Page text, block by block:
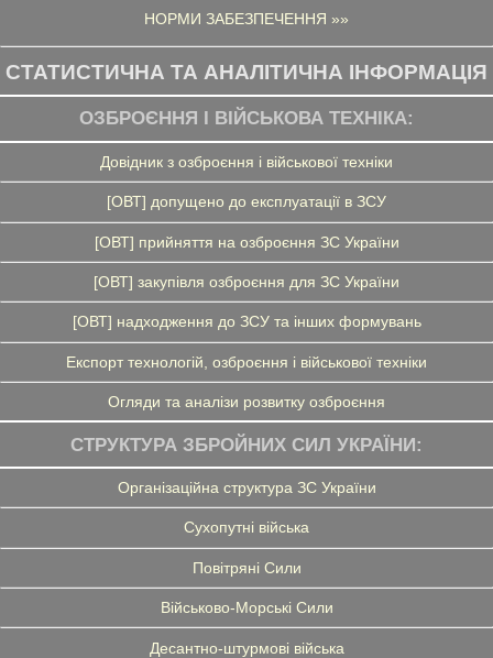
НОРМИ ЗАБЕЗПЕЧЕННЯ »»
СТАТИСТИЧНА ТА АНАЛІТИЧНА ІНФОРМАЦІЯ
ОЗБРОЄННЯ І ВІЙСЬКОВА ТЕХНІКА:
Довідник з озброєння і військової техніки
[ОВТ] допущено до експлуатації в ЗСУ
[ОВТ] прийняття на озброєння ЗС України
[ОВТ] закупівля озброєння для ЗС України
[ОВТ] надходження до ЗСУ та інших формувань
Експорт технологій, озброєння і військової техніки
Огляди та аналізи розвитку озброєння
СТРУКТУРА ЗБРОЙНИХ СИЛ УКРАЇНИ:
Організаційна структура ЗС України
Сухопутні війська
Повітряні Сили
Військово-Морські Сили
Десантно-штурмові війська